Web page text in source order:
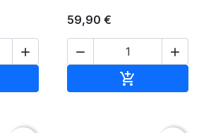

59,90 €
 
